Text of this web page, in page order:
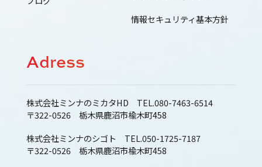
情報セキュリティ基本方針
Adress
株式会社ミンナのミカタHD TEL.080-7463-6514
〒322-0526 栃木県鹿沼市楡木町458
株式会社ミンナのシゴト TEL.050-1725-7187
〒322-0526 栃木県鹿沼市楡木町458